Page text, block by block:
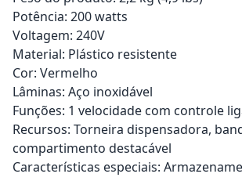
Potência: 200 watts
Voltagem: 240V
Material: Plástico resistente
Cor: Vermelho
Lâminas: Aço inoxidável
Funções: 1 velocidade com controle
Recursos: Torneira dispensadora,
compartimento destacável
Características especiais: